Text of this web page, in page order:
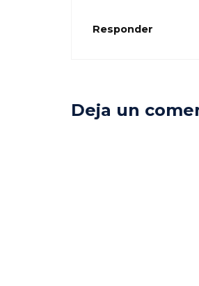
Responder
Deja un